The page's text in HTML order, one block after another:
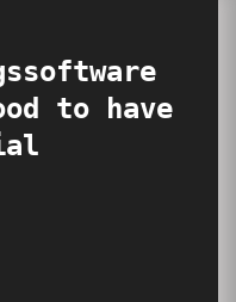
to have